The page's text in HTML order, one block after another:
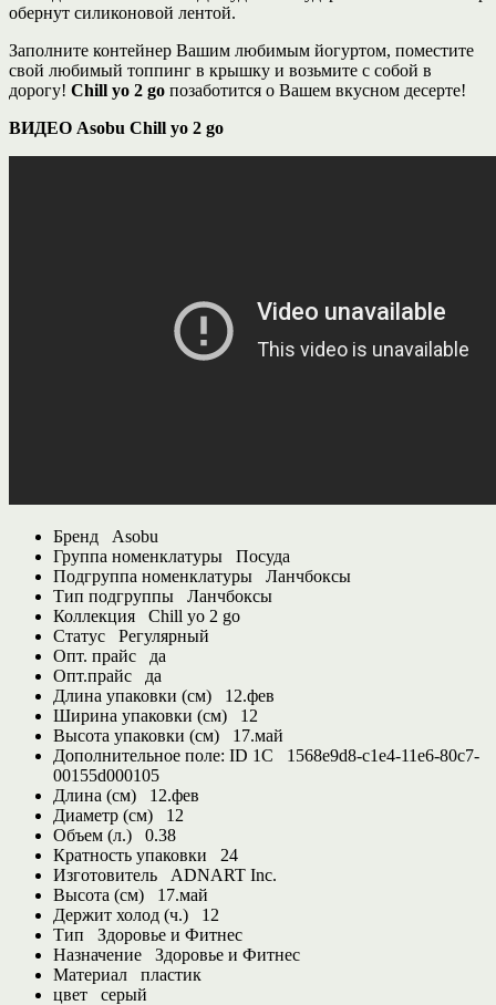
обернут силиконовой лентой.
Заполните контейнер Вашим любимым йогуртом, поместите
свой любимый топпинг в крышку и возьмите с собой в
дорогу! Chill yo 2 go позаботится о Вашем вкусном десерте!
ВИДЕО Asobu Chill yo 2 go
Бренд
Asobu
Группа номенклатуры
Посуда
Подгруппа номенклатуры
Ланчбоксы
Тип подгруппы
Ланчбоксы
Коллекция
Chill yo 2 go
Статус
Регулярный
Опт. прайс
да
Опт.прайс
да
Длина упаковки (см)
12.фев
Ширина упаковки (см)
12
Высота упаковки (см)
17.май
Дополнительное поле: ID 1С
1568e9d8-c1e4-11e6-80c7-
00155d000105
Длина (см)
12.фев
Диаметр (см)
12
Объем (л.)
0.38
Кратность упаковки
24
Изготовитель
ADNART Inc.
Высота (см)
17.май
Держит холод (ч.)
12
Тип
Здоровье и Фитнес
Назначение
Здоровье и Фитнес
Материал
пластик
цвет
серый